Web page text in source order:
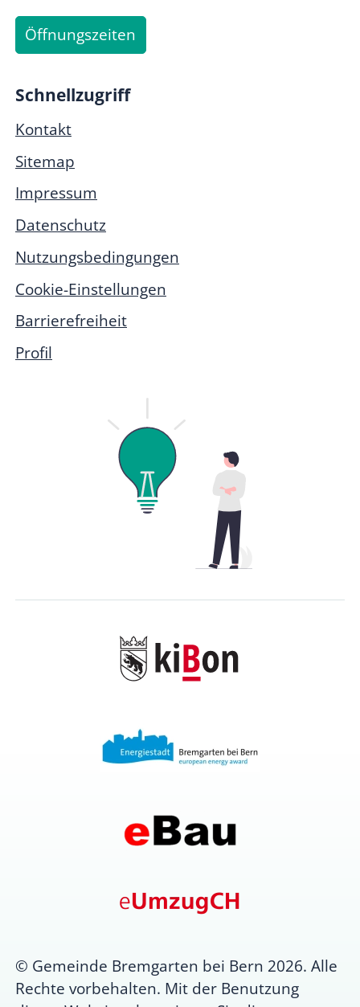
Öffnungszeiten
Schnellzugriff
Kontakt
Sitemap
Impressum
Datenschutz
Nutzungsbedingungen
Cookie-Einstellungen
Barrierefreiheit
Profil
© Gemeinde Bremgarten bei Bern 2026. Alle
Rechte vorbehalten. Mit der Benutzung